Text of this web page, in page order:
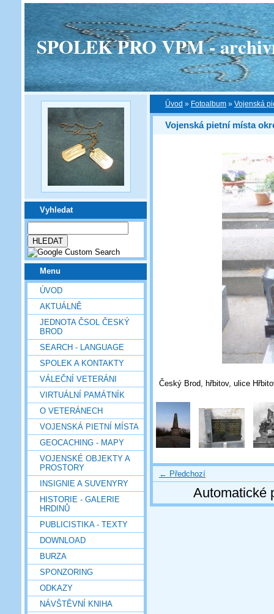
SPOLEK PRO VPM -
Vyhledat
Menu
ÚVOD
AKTUÁLNĚ
JEDNOTA ČSOL ČESKÝ
BROD
SEARCH - LANGUAGE
SPOLEK A KONTAKTY
VÁLEČNÍ VETERÁNI
VIRTUÁLNÍ PAMÁTNÍK
O VETERÁNECH
VOJENSKÁ PIETNÍ MÍSTA
GEOCACHING - MAPY
VOJENSKÉ OBJEKTY A
PROSTORY
INSIGNIE A SUVENYRY
HISTORIE - GALERIE
HRDINŮ
PUBLICISTIKA - TEXTY
DOWNLOAD
BURZA
SPONZORING
ODKAZY
NÁVŠTĚVNÍ KNIHA
Úvod » Fotoalbum » Vojenská
Vojenská pietní místa
Český Brod, hřbitov, ulice
← Předchozí
Automatické